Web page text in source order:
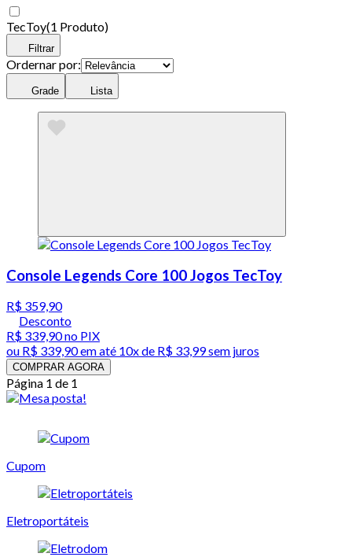
TecToy(1 Produto)
Filtrar
Ordernar por:
Grade Lista
Console Legends Core 100 Jogos TecToy
R$ 359,90
Desconto
R$ 339,90no PIX
ou R$ 339,90em até 10x de R$ 33,99 sem juros
COMPRAR AGORA
Página 1 de 1
Cupom
Eletroportáteis